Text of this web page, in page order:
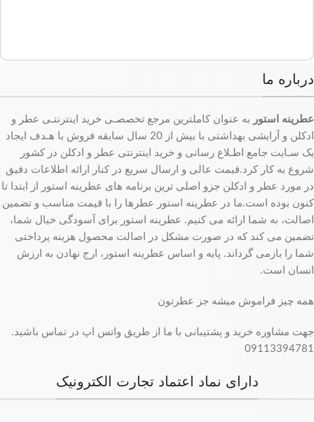
درباره ما
عطرینه استور به عنوان کاملترین مرجع تخصصـی خرید اینترنتـی عطر و
ادکلن و آرایشی بهداشتی با بیش از 20 سال سابقه فروش با هـدف ایجاد
یک سـایت جامع اطـلاع رسانی و خرید اینترنتی عطر و ادکلن در کشور
شروع به کار کرد.قیمت عالی و ارسال سریع در کنار ارائه اطلاعات دقیق
در مورد عطر و ادکلن جزو اصلی ترین برنامه های عطرینه استور از ابتدا تا
کنون بوده است.ما در عطرینه استور عطرها را با قیمت مناسب و تضمین
اصالت، به شما ارائه می کنیم. عطرینه استور برای آسودگی خیال شما،
تضمین می کند که در صورت مشکل در اصالت محصول هزینه پرداختی
شما را بازمی گرداند. پایه و اساس عطرینه استور، ارج نهادن به ارزش
انسان است.
همه چیز فراموش میشه جز عطرتون
جهت مشاوره خرید و پشتیبانی با ما از طریق واتس اپ در تماس باشید.
09113394781
دارای نماد اعتماد تجارت الکترونیک